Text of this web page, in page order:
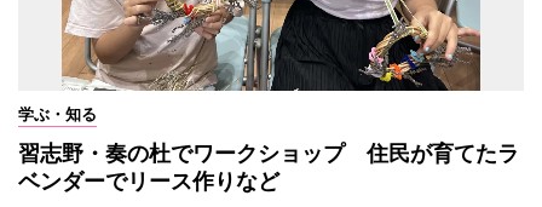
学ぶ・知る
習志野・奏の杜でワークショップ 住民が育てたラ
ベンダーでリース作りなど